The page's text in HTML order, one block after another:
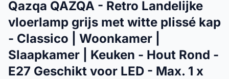
Qazqa QAZQA - Retro Landelijke
vloerlamp grijs met witte plissé kap
- Classico | Woonkamer |
Slaapkamer | Keuken - Hout Rond -
E27 Geschikt voor LED - Max. 1 x